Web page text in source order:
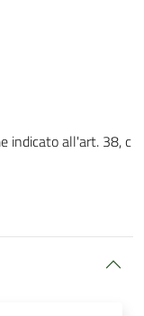
indicato all'art. 38, c